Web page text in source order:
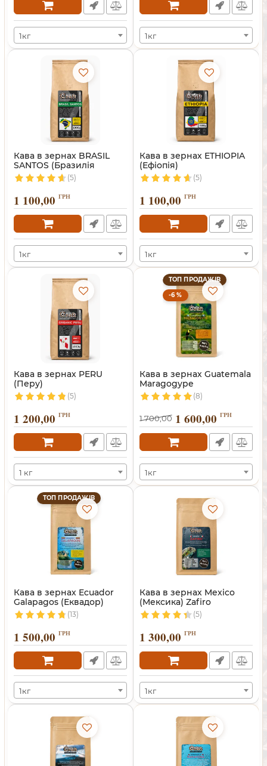
1кг 1кг
Кава в зернах BRASIL
SANTOS (Бразилія
Сантос)
(5)
1 100,00 ГРН
1кг
Кава в зернах ETHIOPIA
(Ефіопія)
(5)
1 100,00 ГРН
1кг
Кава в зернах PERU
(Перу)
(5)
1 200,00 ГРН
1 кг
ТОП ПРОДАЖІВ
-6 %
Кава в зернах Guatemala
Maragogype
(Марагоджип)
(8)
1 700,00 1 600,00 ГРН
1кг
ТОП ПРОДАЖІВ
Кава в зернах Ecuador
Galapagos (Еквадор)
(13)
1 500,00 ГРН
1кг
Кава в зернах Mexico
(Мексика) Zafiro
(5)
1 300,00 ГРН
1кг